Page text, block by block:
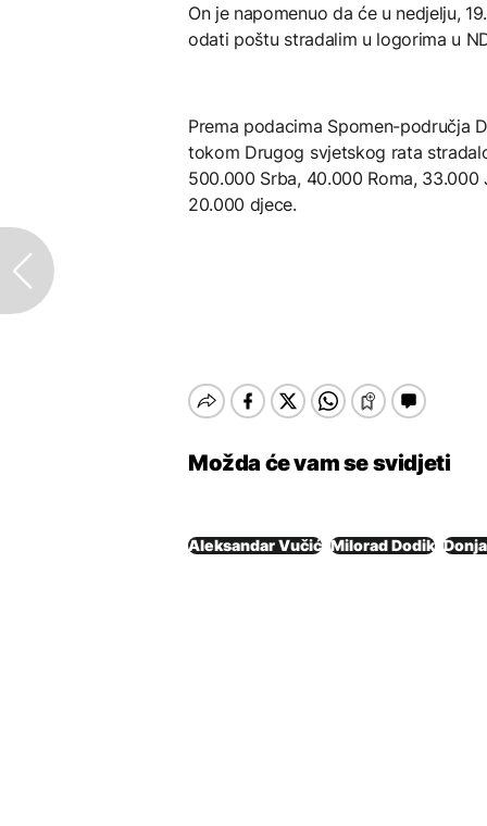
On je napomenuo da će u nedjelju,
odati poštu stradalim u logorima u
Prema podacima Spomen-područja
tokom Drugog svjetskog rata
500.000 Srba, 40.000 Roma, 33.000
20.000 djece.
Možda će vam se svidjeti
Aleksandar Vučić Milorad Dodik